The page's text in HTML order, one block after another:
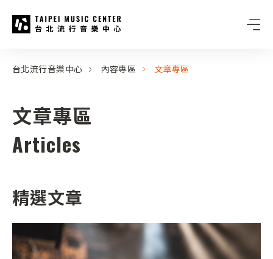
:::
台北流行音樂中心 內容專區 文章專區
文章專區
Articles
精選文章